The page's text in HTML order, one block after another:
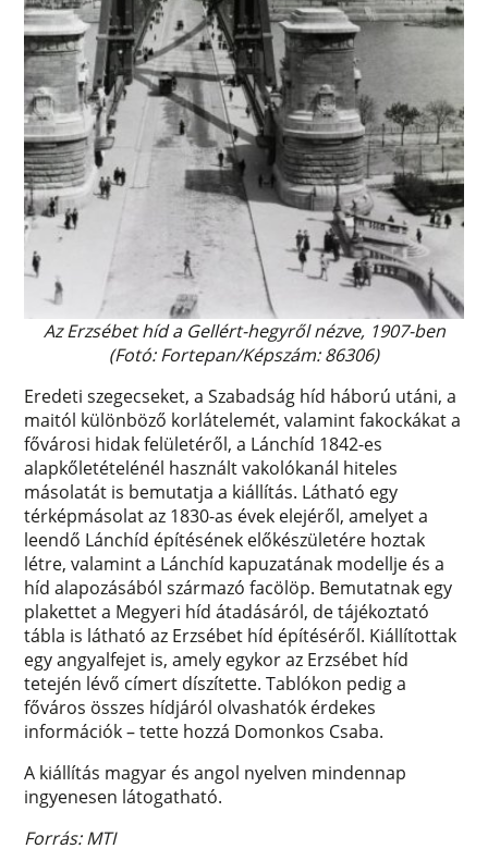
Az Erzsébet híd a Gellért-hegyről nézve, 1907-ben
(Fotó: Fortepan/Képszám: 86306)
Eredeti szegecseket, a Szabadság híd háború utáni, a
maitól különböző korlátelemét, valamint fakockákat a
fővárosi hidak felületéről, a Lánchíd 1842-es
alapkőletételénél használt vakolókanál hiteles
másolatát is bemutatja a kiállítás. Látható egy
térképmásolat az 1830-as évek elejéről, amelyet a
leendő Lánchíd építésének előkészületére hoztak
létre, valamint a Lánchíd kapuzatának modellje és a
híd alapozásából származó facölöp. Bemutatnak egy
plakettet a Megyeri híd átadásáról, de tájékoztató
tábla is látható az Erzsébet híd építéséről. Kiállítottak
egy angyalfejet is, amely egykor az Erzsébet híd
tetején lévő címert díszítette. Tablókon pedig a
főváros összes hídjáról olvashatók érdekes
információk – tette hozzá Domonkos Csaba.
A kiállítás magyar és angol nyelven mindennap
ingyenesen látogatható.
Forrás: MTI